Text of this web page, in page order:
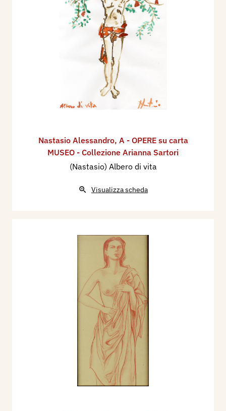
Nastasio Alessandro, A - OPERE su carta
MUSEO - Collezione Arianna Sartori
(Nastasio) Albero di vita
Visualizza scheda